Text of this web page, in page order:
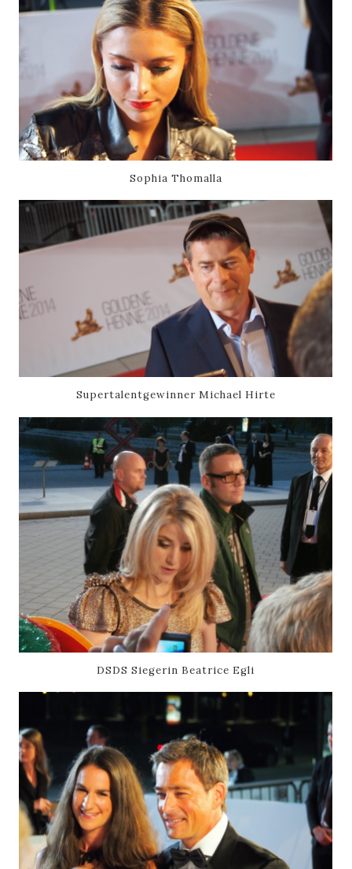
Sophia Thomalla
Supertalentgewinner Michael Hirte
DSDS Siegerin Beatrice Egli